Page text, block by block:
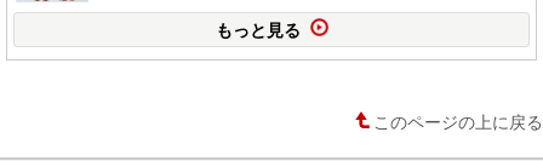
もっと見る
このページの上に戻る